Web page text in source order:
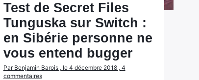
Test de Secret Files
Tunguska sur Switch :
en Sibérie personne ne
vous entend bugger
Par Benjamin Barois , le 4 décembre 2018 , 4
commentaires